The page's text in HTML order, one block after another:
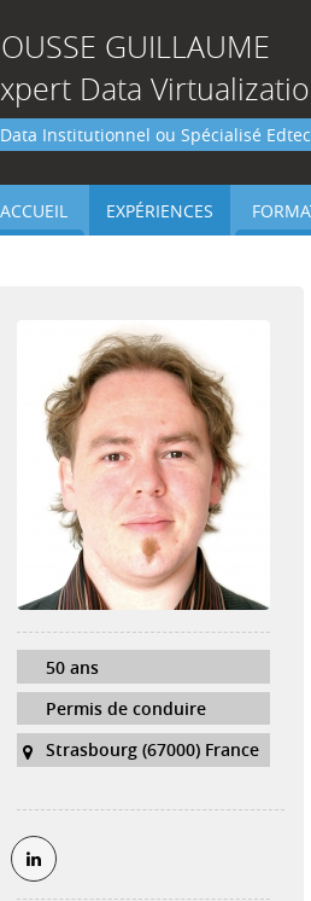
GUILLAUME
Data
Data Institutionnel ou Spécialisé
ACCUEIL EXPÉRIENCES
50 ans
Permis de conduire
Strasbourg (67000) France